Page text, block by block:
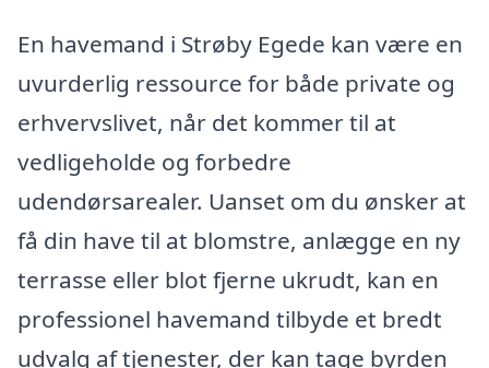
En havemand i Strøby Egede kan være en
uvurderlig ressource for både private og
erhvervslivet, når det kommer til at
vedligeholde og forbedre
udendørsarealer. Uanset om du ønsker at
få din have til at blomstre, anlægge en ny
terrasse eller blot fjerne ukrudt, kan en
professionel havemand tilbyde et bredt
udvalg af tjenester, der kan tage byrden